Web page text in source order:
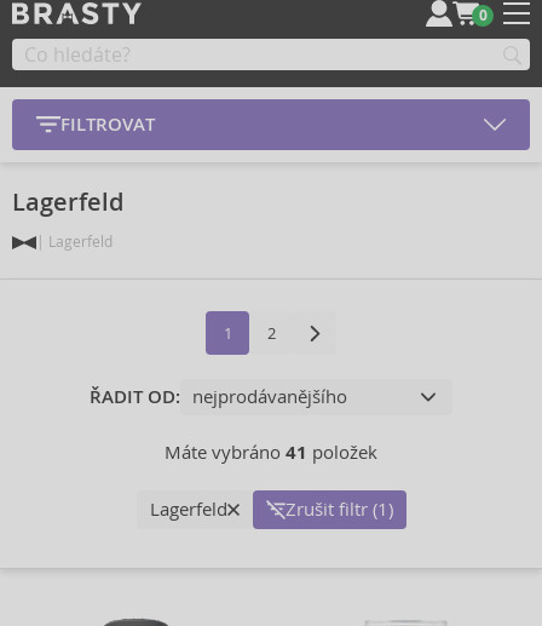
0
FILTROVAT
Lagerfeld
Lagerfeld
1 2
ŘADIT OD:
Máte vybráno 41 položek
Lagerfeld Zrušit filtr (1)